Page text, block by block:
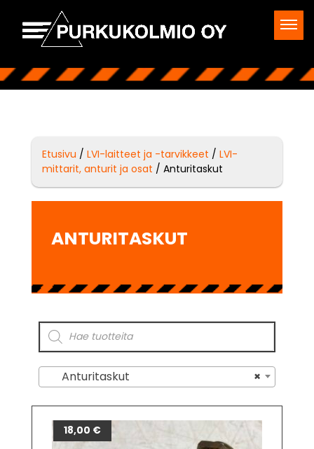
Etusivu / LVI-laitteet ja -tarvikkeet / LVI-
mittarit, anturit ja osat / Anturitaskut
ANTURITASKUT
×
Anturitaskut
18,00 €